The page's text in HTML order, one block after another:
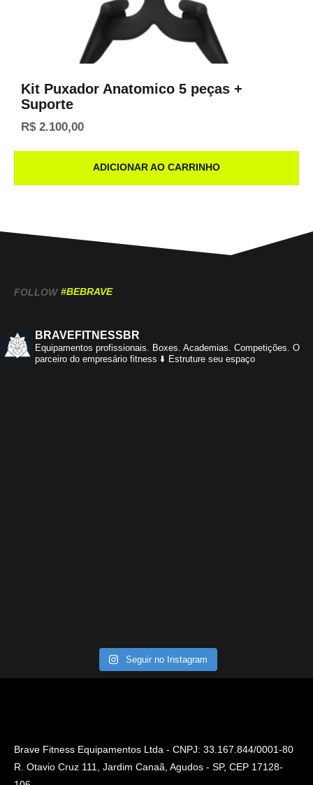
Kit Puxador Anatomico 5 peças +
Suporte
R$2.100,00
ADICIONAR AO CARRINHO
FOLLOW #BEBRAVE
BRAVEFITNESSBR
Equipamentos profissionais. Boxes. Academias. Competições. O
parceiro do empresário fitness ⬇️ Estruture seu espaço
Seguir no Instagram
Brave Fitness Equipamentos Ltda - CNPJ: 33.167.844/0001-80
R. Otavio Cruz 111, Jardim Canaã, Agudos - SP, CEP 17128-